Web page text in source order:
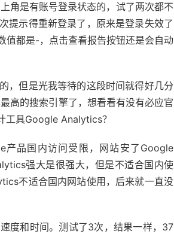
角是有账号登录状态的，试了两次都不
提示得重新登录了，原来是登录失效了
值都是-，点击查看报告按钮还是会自动
，但是光我等待的这段时间就得好几分
高的搜索引擎了，想看看有没有必应官
工具Google Analytics？
品国内访问受限，网站安了Google
强大是很强大，但是不适合国内使
不适合国内网站使用，后来就一直没
度和时间。测试了3次，结果一样，37